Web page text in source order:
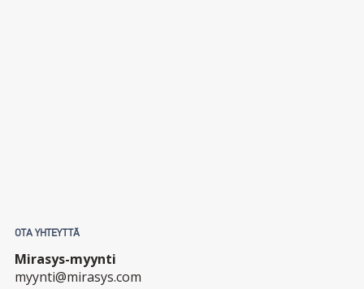
OTA YHTEYTTÄ
Mirasys-myynti
myynti@mirasys.com